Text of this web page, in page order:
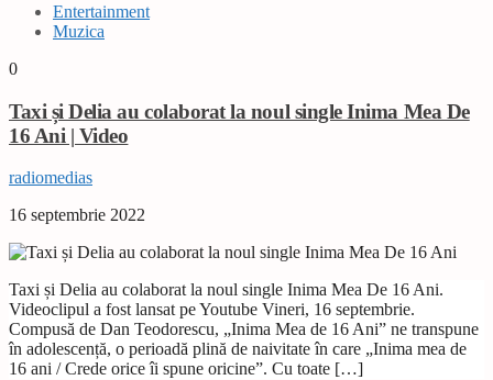
Entertainment
Muzica
0
Taxi și Delia au colaborat la noul single Inima Mea De
16 Ani | Video
radiomedias
16 septembrie 2022
Taxi și Delia au colaborat la noul single Inima Mea De 16 Ani.
Videoclipul a fost lansat pe Youtube Vineri, 16 septembrie.
Compusă de Dan Teodorescu, „Inima Mea de 16 Ani” ne transpune
în adolescență, o perioadă plină de naivitate în care „Inima mea de
16 ani / Crede orice îi spune oricine”. Cu toate […]